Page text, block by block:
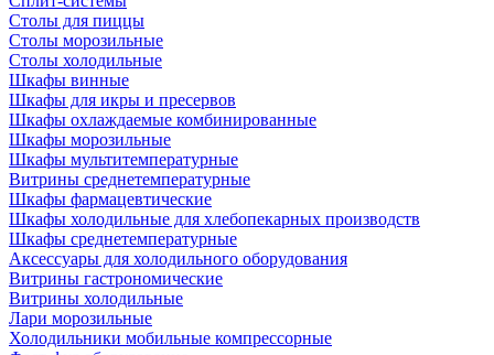
Столы для пиццы
Столы морозильные
Столы холодильные
Шкафы винные
Шкафы для икры и пресервов
Шкафы охлаждаемые комбинированные
Шкафы морозильные
Шкафы мультитемпературные
Витрины среднетемпературные
Шкафы фармацевтические
Шкафы холодильные для хлебопекарных производств
Шкафы среднетемпературные
Аксессуары для холодильного оборудования
Витрины гастрономические
Витрины холодильные
Лари морозильные
Холодильники мобильные компрессорные